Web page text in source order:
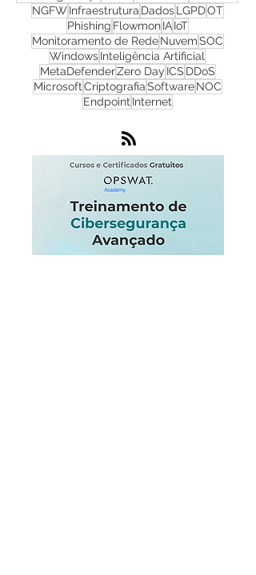
FirewallRedesWhatsUp Gold Check Point
CibersegurançaCloudZero Trust
NGFWInfraestruturaDadosLGPDOT
PhishingFlowmon IAIoT
Monitoramento de RedeNuvemSOC
WindowsInteligência Artificial
MetaDefenderZero DayICS
EndpointInternet